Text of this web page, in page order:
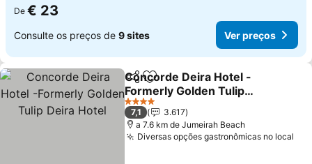
De € 23
Consulte os preços de 9 sites Ver preços
PartilharAdicionar aos favoritos
Concorde Deira Hotel -
Formerly Golden Tulip
Deira Hotel
Ver preços
4 Estrelas
7,1
3.617
a 7.6 km de Jumeirah Beach
Diversas opções gastronômicas no local